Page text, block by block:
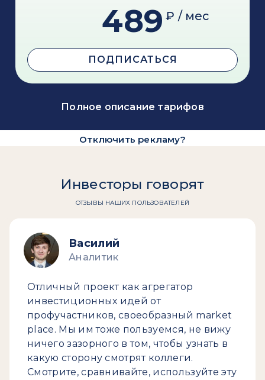
489 ₽ / мес
ПОДПИСАТЬСЯ
Полное описание тарифов
Отключить рекламу?
Инвесторы говорят
ОТЗЫВЫ НАШИХ ПОЛЬЗОВАТЕЛЕЙ
Василий
Аналитик
Отличный проект как агрегатор
инвестиционных идей от
профучастников, своеобразный market
place. Мы им тоже пользуемся, не вижу
ничего зазорного в том, чтобы узнать в
какую сторону смотрят коллеги.
Смотрите, сравнивайте, используйте эту